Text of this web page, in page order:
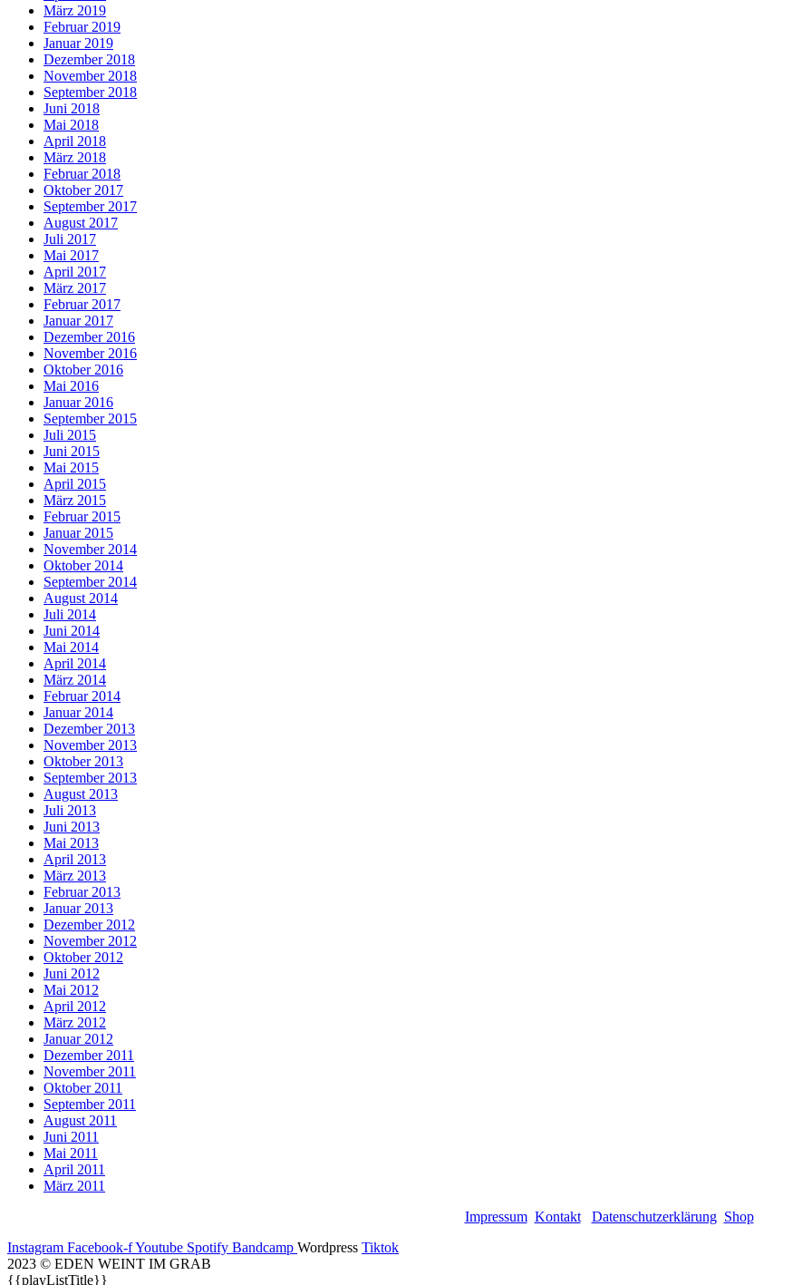
März 2019
Februar 2019
Januar 2019
Dezember 2018
November 2018
September 2018
Juni 2018
Mai 2018
April 2018
März 2018
Februar 2018
Oktober 2017
September 2017
August 2017
Juli 2017
Mai 2017
April 2017
März 2017
Februar 2017
Januar 2017
Dezember 2016
November 2016
Oktober 2016
Mai 2016
Januar 2016
September 2015
Juli 2015
Juni 2015
Mai 2015
April 2015
März 2015
Februar 2015
Januar 2015
November 2014
Oktober 2014
September 2014
August 2014
Juli 2014
Juni 2014
Mai 2014
April 2014
März 2014
Februar 2014
Januar 2014
Dezember 2013
November 2013
Oktober 2013
September 2013
August 2013
Juli 2013
Juni 2013
Mai 2013
April 2013
März 2013
Februar 2013
Januar 2013
Dezember 2012
November 2012
Oktober 2012
Juni 2012
Mai 2012
April 2012
März 2012
Januar 2012
Dezember 2011
November 2011
Oktober 2011
September 2011
August 2011
Juni 2011
Mai 2011
April 2011
März 2011
Impressum Kontakt Datenschutzerklärung Shop
Instagram Facebook-fYoutube Spotify Bandcamp Wordpress Tiktok
2023 © EDEN WEINT IM GRAB
{{playListTitle}}